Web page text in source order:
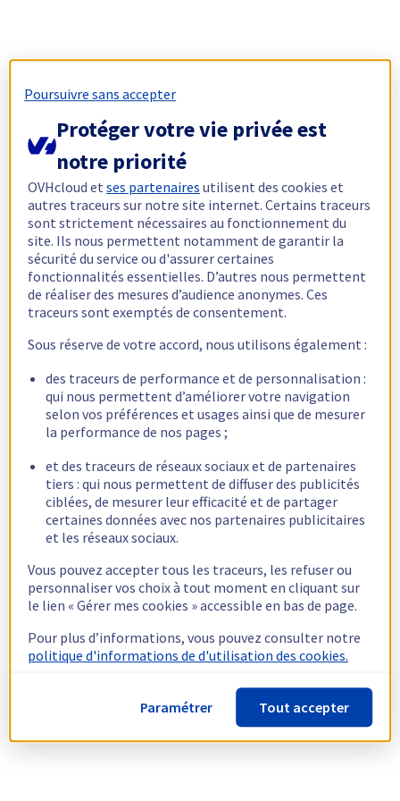
Poursuivre sans accepter
Protéger votre vie privée est
notre priorité
OVHcloud etses partenaires utilisent des cookies et
autres traceurs sur notre site internet. Certains traceurs
sont strictement nécessaires au fonctionnement du
site. Ils nous permettent notamment de garantir la
sécurité du service ou d'assurer certaines
fonctionnalités essentielles. D’autres nous permettent
de réaliser des mesures d’audience anonymes. Ces
traceurs sont exemptés de consentement.
Sous réserve de votre accord, nous utilisons également :
des traceurs de performance et de personnalisation :
qui nous permettent d’améliorer votre navigation
selon vos préférences et usages ainsi que de mesurer
la performance de nos pages ;
et des traceurs de réseaux sociaux et de partenaires
tiers : qui nous permettent de diffuser des publicités
ciblées, de mesurer leur efficacité et de partager
certaines données avec nos partenaires publicitaires
et les réseaux sociaux.
Vous pouvez accepter tous les traceurs, les refuser ou
personnaliser vos choix à tout moment en cliquant sur
le lien « Gérer mes cookies » accessible en bas de page.
Pour plus d’informations, vous pouvez consulter notre
politique d'informations de d'utilisation des cookies.
Paramétrer Tout accepter